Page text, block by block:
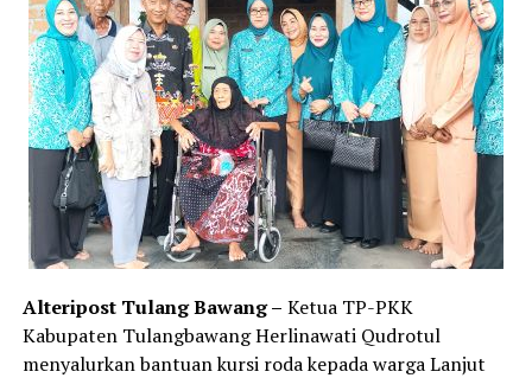
Alteripost Tulang Bawang – Ketua TP-PKK
Kabupaten Tulangbawang Herlinawati Qudrotul
menyalurkan bantuan kursi roda kepada warga Lanjut